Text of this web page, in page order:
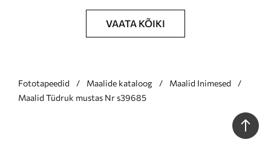
VAATA KÕIKI
Fototapeedid Maalide kataloog
Maalid Inimesed
Maalid Tüdruk mustas Nr s39685